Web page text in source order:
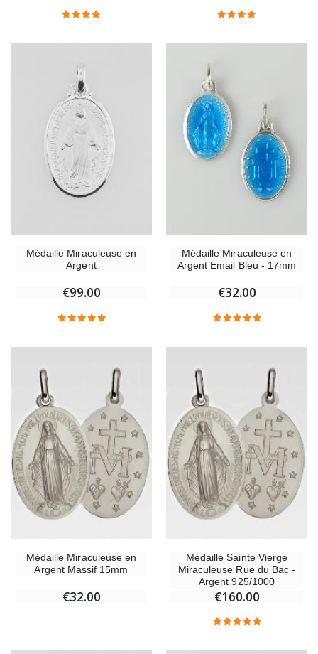
Médaille Miraculeuse en
Argent
€99.00
Médaille Miraculeuse en
Argent Email Bleu - 17mm
€32.00
Médaille Miraculeuse en
Argent Massif 15mm
€32.00
Médaille Sainte Vierge
Miraculeuse Rue du Bac -
Argent 925/1000
€160.00
€23.00 €4.90